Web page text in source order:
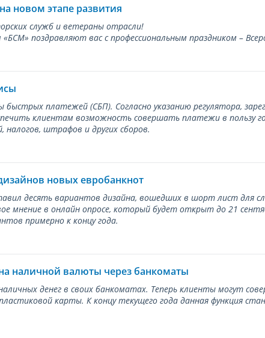
новом этапе развития
служб и ветераны отрасли!
поздравляют вас с профессиональным праздником –
быстрых платежей (СБП). Согласно указанию регулятора,
клиентам возможность совершать платежи в пользу
налогов, штрафов и других сборов.
новых евробанкнот
десять вариантов дизайна, вошедших в шорт лист для
мнение в онлайн опросе, который будет открыт до 21
примерно к концу года.
наличной валюты через банкоматы
денег в своих банкоматах. Теперь клиенты могут
карты. К концу текущего года данная функция